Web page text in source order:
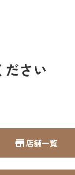
ださい
店舗一覧